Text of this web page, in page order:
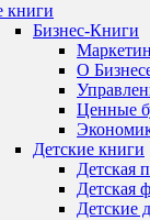
книги
Бизнес-Книги
О
Ценные
Детские книги
Детская
Детская
Детские